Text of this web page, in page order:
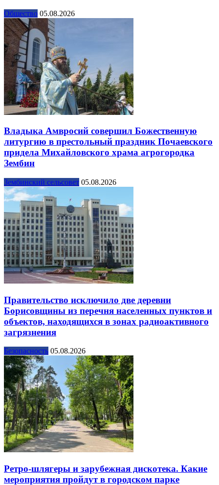
Общество 05.08.2026
Владыка Амвросий совершил Божественную
литургию в престольный праздник Почаевского
придела Михайловского храма агрогородка
Зембин
Зембинский сельсовет 05.08.2026
Правительство исключило две деревни
Борисовщины из перечня населенных пунктов и
объектов, находящихся в зонах радиоактивного
загрязнения
Безопасность 05.08.2026
Ретро-шлягеры и зарубежная дискотека. Какие
мероприятия пройдут в городском парке